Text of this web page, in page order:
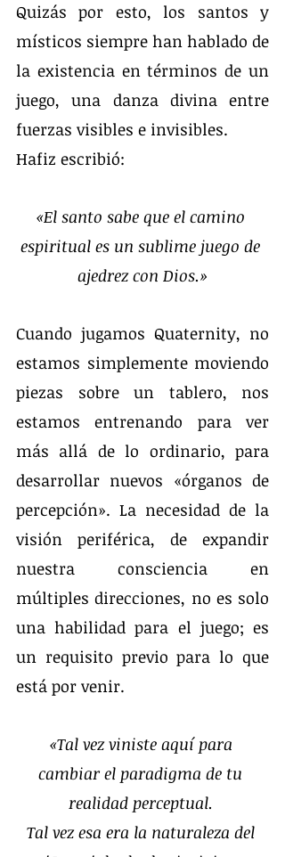
Quizás por esto, los santos y
místicos siempre han hablado de
la existencia en términos de un
juego, una danza divina entre
fuerzas visibles e invisibles.
Hafiz escribió:
«El santo sabe que el camino
espiritual es un sublime juego de
ajedrez con Dios.»
Cuando jugamos Quaternity, no
estamos simplemente moviendo
piezas sobre un tablero, nos
estamos entrenando para ver
más allá de lo ordinario, para
desarrollar nuevos «órganos de
percepción». La necesidad de la
visión periférica, de expandir
nuestra consciencia en
múltiples direcciones, no es solo
una habilidad para el juego; es
un requisito previo para lo que
está por venir.
«Tal vez viniste aquí para
cambiar el paradigma de tu
realidad perceptual.
Tal vez esa era la naturaleza del